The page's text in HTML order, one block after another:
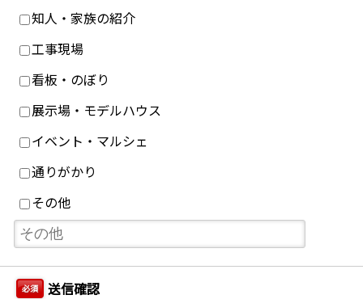
知人・家族の紹介
工事現場
看板・のぼり
展示場・モデルハウス
イベント・マルシェ
通りがかり
その他
必須 送信確認